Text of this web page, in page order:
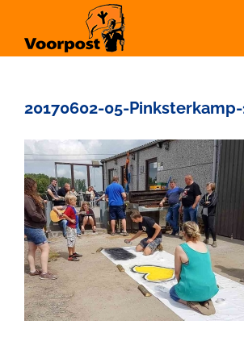
inhoud
20170602-05-Pinksterkamp-